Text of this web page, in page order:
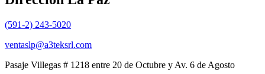
(591-2) 243-5020
ventaslp@a3teksrl.com
Pasaje Villegas # 1218 entre 20 de Octubre y Av. 6 de Agosto